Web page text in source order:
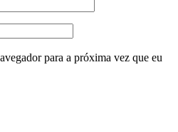
para a próxima vez que eu